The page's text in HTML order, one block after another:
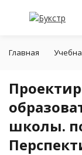
Главная
школы.